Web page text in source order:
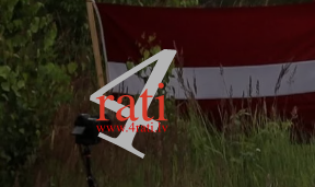
Skip
to
content